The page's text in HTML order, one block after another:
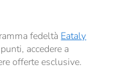
fedeltà Eataly
accedere a
offerte esclusive.